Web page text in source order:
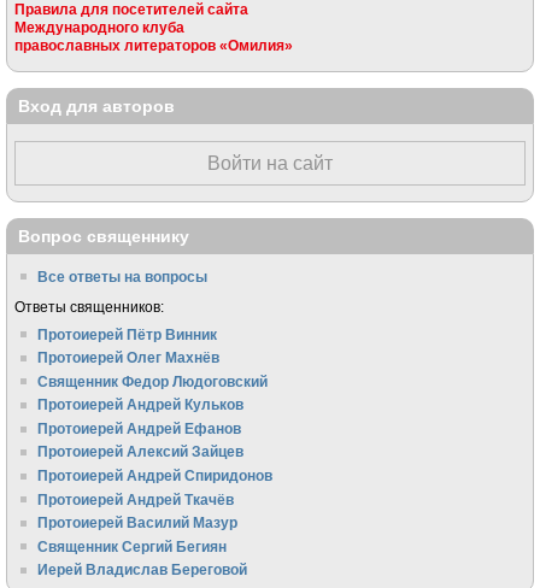
Правила для посетителей сайта
Международного клуба
православных литераторов «Омилия»
Вход для авторов
Войти на сайт
Вопрос священнику
Все ответы на вопросы
Ответы священников:
Протоиерей Пётр Винник
Протоиерей Олег Махнёв
Священник Федор Людоговский
Протоиерей Андрей Кульков
Протоиерей Андрей Ефанов
Протоиерей Алексий Зайцев
Протоиерей Андрей Спиридонов
Протоиерей Андрей Ткачёв
Протоиерей Василий Мазур
Священник Сергий Бегиян
Иерей Владислав Береговой